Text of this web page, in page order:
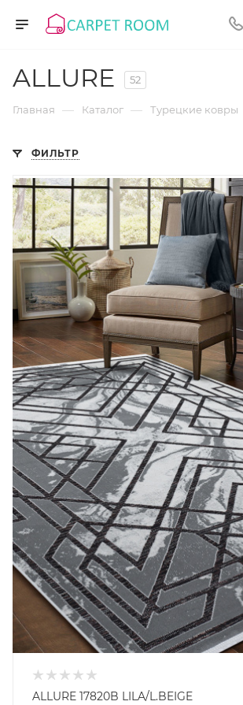
ALLURE 52
Главная — Каталог — Турецкие ковры
ФИЛЬТР
ALLURE 17820B LILA/L.BEIGE